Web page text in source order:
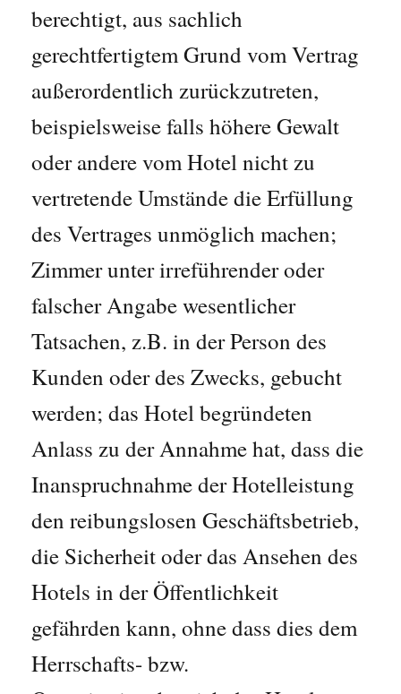
berechtigt, aus sachlich
gerechtfertigtem Grund vom Vertrag
außerordentlich zurückzutreten,
beispielsweise falls höhere Gewalt
oder andere vom Hotel nicht zu
vertretende Umstände die Erfüllung
des Vertrages unmöglich machen;
Zimmer unter irreführender oder
falscher Angabe wesentlicher
Tatsachen, z.B. in der Person des
Kunden oder des Zwecks, gebucht
werden; das Hotel begründeten
Anlass zu der Annahme hat, dass die
Inanspruchnahme der Hotelleistung
den reibungslosen Geschäftsbetrieb,
die Sicherheit oder das Ansehen des
Hotels in der Öffentlichkeit
gefährden kann, ohne dass dies dem
Herrschafts- bzw.